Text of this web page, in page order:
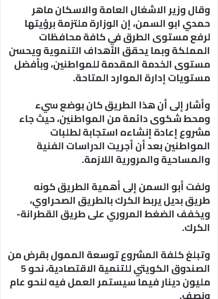
وقال وزير الاشغال العامة والاسكان ماهر
حمدي ابو السمن، إن الوزارة ملتزمة برؤيتها
لرفع مستوى الطرق في كافة محافظات
المملكة وبما يحقق الأهداف التنموية ويحسن
مستوى الخدمة المقدمة للمواطنين، وبأفضل
مستويات إدارة الموارد المتاحة.
وأشار إلى أن هذا الطريق كان بوضع سيء
ومحط شكوى دائمة من المواطنين، حيث جاء
مشروع إعادة إنشاءه استجابة لطلبات
المواطنين بعد أن أجريت الدراسات الفنية
والمساحية والمرورية اللازمة.
ولفت أبو السمن إلى أهمية الطريق كونه
طريق بديل يربط الكرك بالطريق الصحراوي،
ويخفف الضغط المروري على طريق القطرانة-
الكرك.
وتبلغ كلفة المشروع توسعة الممول بقرض من
الصندوق الكويتي للتنمية الاقتصادية، نحو 5
مليون دينار فيما سيستمر العمل فيه لنحو عام